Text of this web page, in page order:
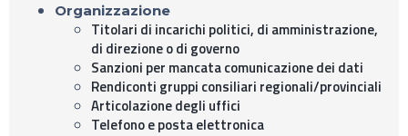
Organizzazione
Titolari di incarichi politici, di amministrazione,
di direzione o di governo
Sanzioni per mancata comunicazione dei dati
Rendiconti gruppi consiliari regionali/provinciali
Articolazione degli uffici
Telefono e posta elettronica